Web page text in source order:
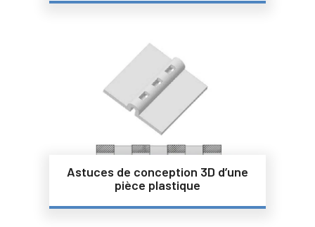
Astuces de conception 3D d’une
pièce plastique